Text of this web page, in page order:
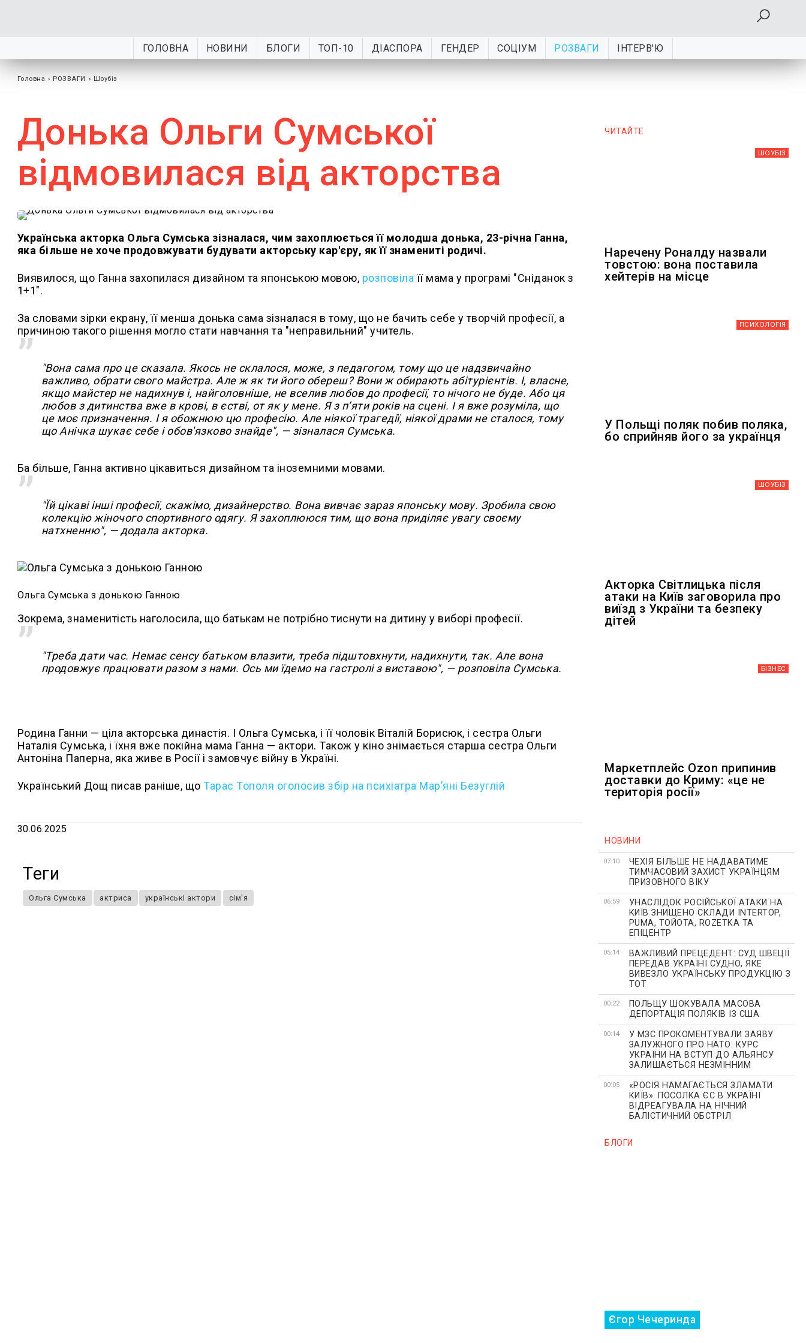
ГОЛОВНА НОВИНИ БЛОГИ ТОП-10 ДІАСПОРА ГЕНДЕР СОЦІУМ РОЗВАГИ ІНТЕРВ'Ю
Головна › РОЗВАГИ › Шоубiз
Донька Ольги Сумської
відмовилася від акторства
Українська акторка Ольга Сумська зізналася, чим захоплюється її молодша донька, 23-річна Ганна,
яка більше не хоче продовжувати будувати акторську кар'єру, як її знамениті родичі.
Виявилося, що Ганна захопилася дизайном та японською мовою, розповіла її мама у програмі "Сніданок з
1+1".
За словами зірки екрану, її менша донька сама зізналася в тому, що не бачить себе у творчій професії, а
причиною такого рішення могло стати навчання та "неправильний" учитель.
"Вона сама про це сказала. Якось не склалося, може, з педагогом, тому що це надзвичайно
важливо, обрати свого майстра. Але ж як ти його обереш? Вони ж обирають абітурієнтів. І, власне,
якщо майстер не надихнув і, найголовніше, не вселив любов до професії, то нічого не буде. Або ця
любов з дитинства вже в крові, в єстві, от як у мене. Я з пʼяти років на сцені. І я вже розуміла, що
це моє призначення. І я обожнюю цю професію. Але ніякої трагедії, ніякої драми не сталося, тому
що Анічка шукає себе і обов'язково знайде", — зізналася Сумська.
Ба більше, Ганна активно цікавиться дизайном та іноземними мовами.
"Їй цікаві інші професії, скажімо, дизайнерство. Вона вивчає зараз японську мову. Зробила свою
колекцію жіночого спортивного одягу. Я захоплююся тим, що вона приділяє увагу своєму
натхненню", — додала акторка.
Ольга Сумська з донькою Ганною
Зокрема, знаменитість наголосила, що батькам не потрібно тиснути на дитину у виборі професії.
"Треба дати час. Немає сенсу батьком влазити, треба підштовхнути, надихнути, так. Але вона
продовжує працювати разом з нами. Ось ми їдемо на гастролі з виставою", — розповіла Сумська.
Родина Ганни — ціла акторська династія. І Ольга Сумська, і її чоловік Віталій Борисюк, і сестра Ольги
Наталія Сумська, і їхня вже покійна мама Ганна — актори. Також у кіно знімається старша сестра Ольги
Антоніна Паперна, яка живе в Росії і замовчує війну в Україні.
Український Дощ писав раніше, що Тарас Тополя оголосив збір на психіатра Марʼяні Безуглій
30.06.2025
Теги
Ольга Сумська актриса українські актори сім'я
ЧИТАЙТЕ
ШОУБIЗ
Наречену Роналду назвали
товстою: вона поставила
хейтерів на місце
ПСИХОЛОГІЯ
У Польщі поляк побив поляка,
бо сприйняв його за українця
ШОУБIЗ
Акторка Світлицька після
атаки на Київ заговорила про
виїзд з України та безпеку
дітей
БІЗНЕС
Маркетплейс Ozon припинив
доставки до Криму: «це не
територія росії»
НОВИНИ
07:10
ЧЕХІЯ БІЛЬШЕ НЕ НАДАВАТИМЕ
ТИМЧАСОВИЙ ЗАХИСТ УКРАЇНЦЯМ
ПРИЗОВНОГО ВІКУ
06:59
УНАСЛІДОК РОСІЙСЬКОЇ АТАКИ НА
КИЇВ ЗНИЩЕНО СКЛАДИ INTERTOP,
PUMA, ТОЙОТА, ROZETKA ТА
ЕПІЦЕНТР
05:14
ВАЖЛИВИЙ ПРЕЦЕДЕНТ: СУД ШВЕЦІЇ
ПЕРЕДАВ УКРАЇНІ СУДНО, ЯКЕ
ВИВЕЗЛО УКРАЇНСЬКУ ПРОДУКЦІЮ З
ТОТ
00:22
ПОЛЬЩУ ШОКУВАЛА МАСОВА
ДЕПОРТАЦІЯ ПОЛЯКІВ ІЗ США
00:14
У МЗС ПРОКОМЕНТУВАЛИ ЗАЯВУ
ЗАЛУЖНОГО ПРО НАТО: КУРС
УКРАЇНИ НА ВСТУП ДО АЛЬЯНСУ
ЗАЛИШАЄТЬСЯ НЕЗМІННИМ
00:05
«РОСІЯ НАМАГАЄТЬСЯ ЗЛАМАТИ
КИЇВ»: ПОСОЛКА ЄС В УКРАЇНІ
ВІДРЕАГУВАЛА НА НІЧНИЙ
БАЛІСТИЧНИЙ ОБСТРІЛ
БЛОГИ
Єгор Чечеринда